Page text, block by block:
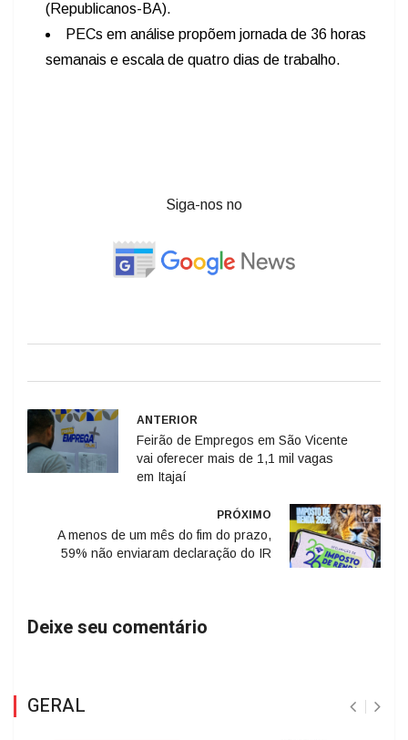
(Republicanos-BA).
PECs em análise propõem jornada de 36 horas
semanais e escala de quatro dias de trabalho.
Siga-nos no
ANTERIOR
Feirão de Empregos em São Vicente
vai oferecer mais de 1,1 mil vagas
em Itajaí
PRÓXIMO
A menos de um mês do fim do prazo,
59% não enviaram declaração do IR
Deixe seu comentário
GERAL